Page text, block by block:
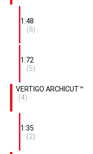
1:48
(8)
1:72
(5)
VERTIGO ARCHICUT™
(4)
1:35
(2)